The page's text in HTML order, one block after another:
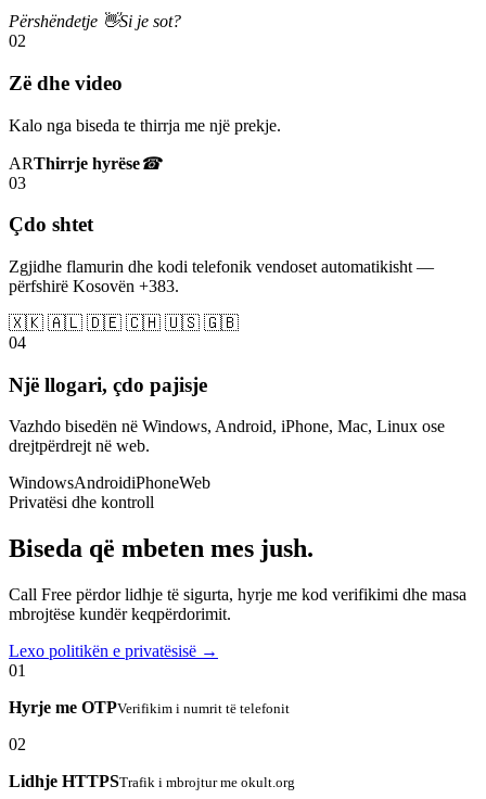
Përshëndetje 👋Si je sot?
02
Zë dhe video
Kalo nga biseda te thirrja me një prekje.
ARThirrje hyrëse☎
03
Çdo shtet
Zgjidhe flamurin dhe kodi telefonik vendoset automatikisht —
përfshirë Kosovën +383.
🇽🇰 🇦🇱 🇩🇪 🇨🇭 🇺🇸 🇬🇧
04
Një llogari, çdo pajisje
Vazhdo bisedën në Windows, Android, iPhone, Mac, Linux ose
drejtpërdrejt në web.
WindowsAndroidiPhoneWeb
Privatësi dhe kontroll
Biseda që mbeten mes jush.
Call Free përdor lidhje të sigurta, hyrje me kod verifikimi dhe masa
mbrojtëse kundër keqpërdorimit.
Lexo politikën e privatësisë →
01
Hyrje me OTPVerifikim i numrit të telefonit
02
Lidhje HTTPSTrafik i mbrojtur me okult.org